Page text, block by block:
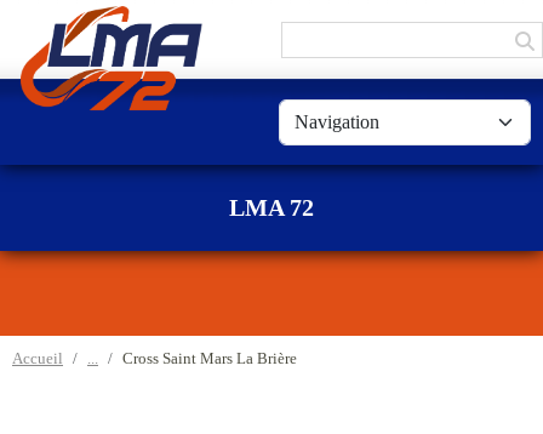
LMA 72
Accueil Cross Saint Mars La Brière
Panneau de gestion des cookies